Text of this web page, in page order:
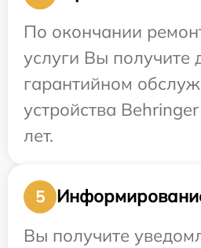
По окончании
услуги Вы получите
гарантийном
устройства
лет.
5
Вы получите